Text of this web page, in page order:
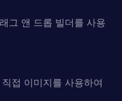
그 앤 드롭 빌더를 사용
접 이미지를 사용하여